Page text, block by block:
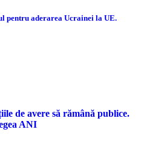
pentru aderarea Ucrainei la UE.
de avere să rămână publice.
ANI